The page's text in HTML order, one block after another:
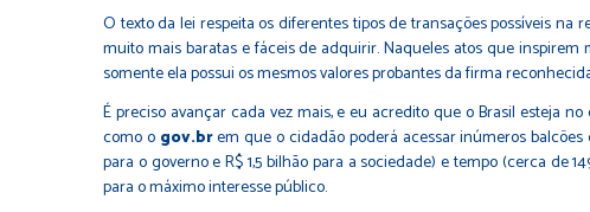
O texto da lei respeita os diferentes tipos de transações possíveis
muito mais baratas e fáceis de adquirir. Naqueles atos que
somente ela possui os mesmos valores probantes da firma
É preciso avançar cada vez mais, e eu acredito que o Brasil esteja
como o gov.brem que o cidadão poderá acessar inúmeros
para o governo e R$ 1,5 bilhão para a sociedade) e tempo (cerca
para o máximo interesse público.